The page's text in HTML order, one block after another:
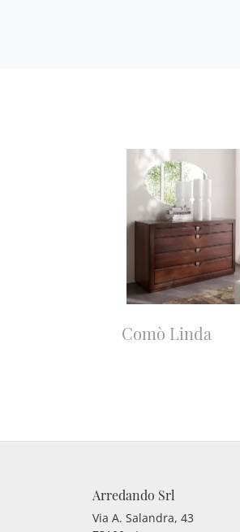
Comò Linda
Arredando Srl
Via A. Salandra, 43